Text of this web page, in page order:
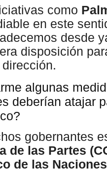
como
en este
desde
disposición
algunas
deberían atajar
gobernantes
de las Partes
de las